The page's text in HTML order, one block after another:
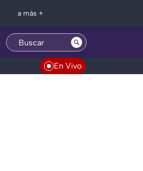
a más +
En Vivo